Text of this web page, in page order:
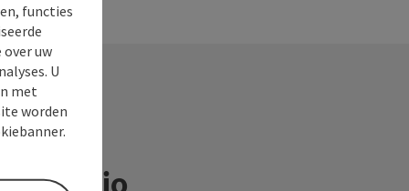
functies
uw
U
met
worden